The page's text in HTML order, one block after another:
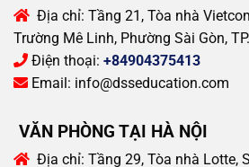
Địa chỉ: Tầng 21, Tòa nhà
Trường Mê Linh, Phường Sài Gòn,
Điện thoại: +84904375413
Email: info@dsseducation.com
VĂN PHÒNG TẠI HÀ NỘI
Địa chỉ: Tầng 29, Tòa nhà Lotte,